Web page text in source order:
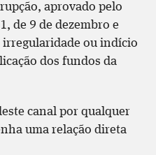
aprovado pelo
de 9 de dezembro e
ou indício
dos fundos da
canal por qualquer
uma relação direta